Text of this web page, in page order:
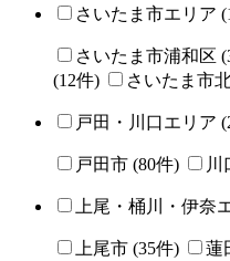
さいたま市エリア (
さいたま市浦和区 (
(12件) さいたま市
戸田・川口エリア (
戸田市 (80件) 川
上尾・桶川・伊奈
上尾市 (35件) 蓮